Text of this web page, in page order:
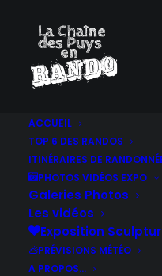
ACCUEIL
TOP 6 DES RANDOS
ITINÉRAIRES DE
PHOTOS VIDÉOS EXPO
Galeries Photos
Les vidéos
Exposition
PRÉVISIONS MÉTÉO
A PROPOS…